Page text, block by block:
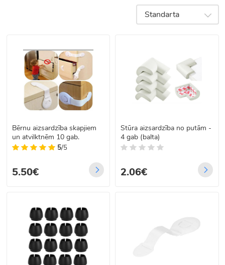
Komplekti un
stiprinājumu
detaļas –
vieglai
montāžai.
Standarta
Bērnu aizsardzība skapjiem
un atvilktnēm 10 gab.
5/5
5.50€
Stūra aizsardzība no putām -
4 gab (balta)
2.06€